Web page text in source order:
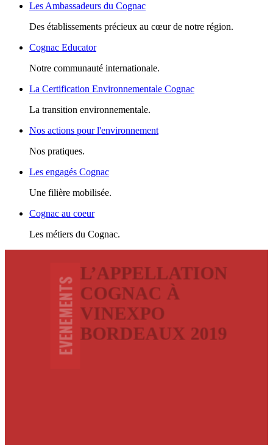
Les Ambassadeurs du Cognac
Des établissements précieux au cœur de notre région.
Cognac Educator
Notre communauté internationale.
La Certification Environnementale Cognac
La transition environnementale.
Nos actions pour l'environnement
Nos pratiques.
Les engagés Cognac
Une filière mobilisée.
Cognac au coeur
Les métiers du Cognac.
EVENEMENTS
L’APPELLATION
COGNAC À
VINEXPO
BORDEAUX 2019